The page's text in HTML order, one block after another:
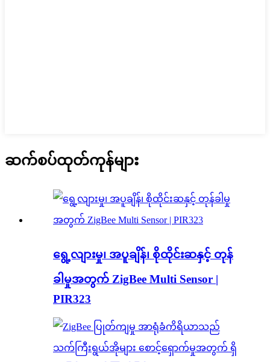
ဆက်စပ်ထုတ်ကုန်များ
ရွေ့လျားမှု၊ အပူချိန်၊ စိုထိုင်းဆနှင့် တုန်
ခါမှုအတွက် ZigBee Multi Sensor |
PIR323